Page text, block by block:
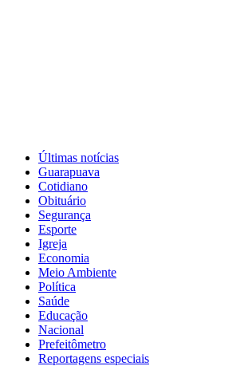
Últimas notícias
Guarapuava
Cotidiano
Obituário
Segurança
Esporte
Igreja
Economia
Meio Ambiente
Política
Saúde
Educação
Nacional
Prefeitômetro
Reportagens especiais